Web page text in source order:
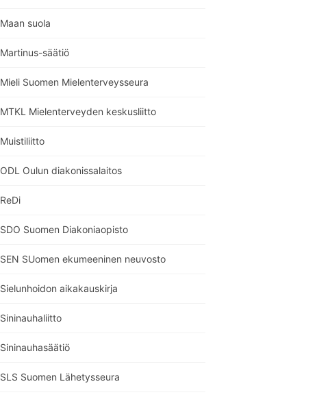
Maan suola
Martinus-säätiö
Mieli Suomen Mielenterveysseura
MTKL Mielenterveyden keskusliitto
Muistiliitto
ODL Oulun diakonissalaitos
ReDi
SDO Suomen Diakoniaopisto
SEN SUomen ekumeeninen neuvosto
Sielunhoidon aikakauskirja
Sininauhaliitto
Sininauhasäätiö
SLS Suomen Lähetysseura